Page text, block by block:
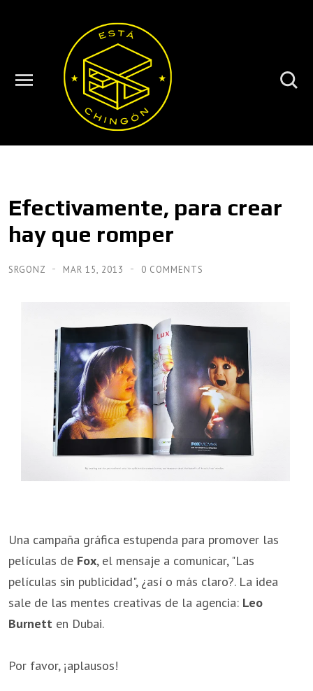
Efectivamente, para crear
hay que romper
SRGONZ MAR 15, 2013 0 COMMENTS
Una campaña gráfica estupenda para promover las
películas de Fox, el mensaje a comunicar, "Las
películas sin publicidad", ¿así o más claro?. La idea
sale de las mentes creativas de la agencia: Leo
Burnett en Dubai.
Por favor, ¡aplausos!